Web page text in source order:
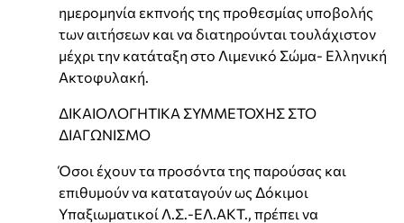
ημερομηνία εκπνοής της προθεσμίας υποβολής
των αιτήσεων και να διατηρούνται τουλάχιστον
μέχρι την κατάταξη στο Λιμενικό Σώμα- Ελληνική
Ακτοφυλακή.
ΔΙΚΑΙΟΛΟΓΗΤΙΚΑ ΣΥΜΜΕΤΟΧΗΣ ΣΤΟ
ΔΙΑΓΩΝΙΣΜΟ
Όσοι έχουν τα προσόντα της παρούσας και
επιθυμούν να καταταγούν ως Δόκιμοι
Υπαξιωματικοί Λ.Σ.-ΕΛ.ΑΚΤ., πρέπει να